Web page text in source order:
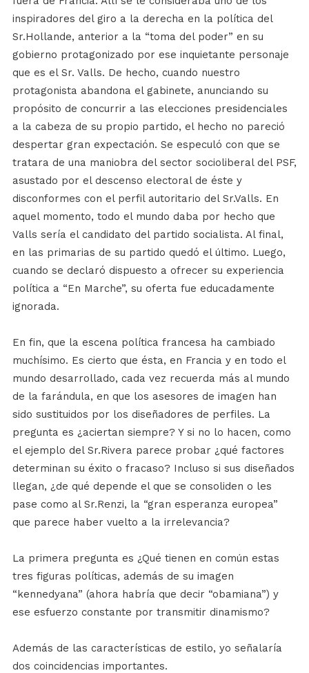
inspiradores del giro a la derecha en la política del
Sr.Hollande, anterior a la “toma del poder” en su
gobierno protagonizado por ese inquietante personaje
que es el Sr. Valls. De hecho, cuando nuestro
protagonista abandona el gabinete, anunciando su
propósito de concurrir a las elecciones presidenciales
a la cabeza de su propio partido, el hecho no pareció
despertar gran expectación. Se especuló con que se
tratara de una maniobra del sector socioliberal del PSF,
asustado por el descenso electoral de éste y
disconformes con el perfil autoritario del Sr.Valls. En
aquel momento, todo el mundo daba por hecho que
Valls sería el candidato del partido socialista. Al final,
en las primarias de su partido quedó el último. Luego,
cuando se declaró dispuesto a ofrecer su experiencia
política a “En Marche”, su oferta fue educadamente
ignorada.
En fin, que la escena política francesa ha cambiado
muchísimo. Es cierto que ésta, en Francia y en todo el
mundo desarrollado, cada vez recuerda más al mundo
de la farándula, en que los asesores de imagen han
sido sustituidos por los diseñadores de perfiles. La
pregunta es ¿aciertan siempre? Y si no lo hacen, como
el ejemplo del Sr.Rivera parece probar ¿qué factores
determinan su éxito o fracaso? Incluso si sus diseñados
llegan, ¿de qué depende el que se consoliden o les
pase como al Sr.Renzi, la “gran esperanza europea”
que parece haber vuelto a la irrelevancia?
La primera pregunta es ¿Qué tienen en común estas
tres figuras políticas, además de su imagen
“kennedyana” (ahora habría que decir “obamiana”) y
ese esfuerzo constante por transmitir dinamismo?
Además de las características de estilo, yo señalaría
dos coincidencias importantes.